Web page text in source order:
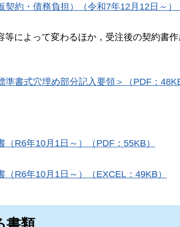
契約・債務負担）（令和7年12月12日～）
等によって変わるほか，受注後の契約書
準書式穴埋め部分記入要領＞（PDF：48KB
R6年10月1日～）（PDF：55KB）
R6年10月1日～）（EXCEL：49KB）